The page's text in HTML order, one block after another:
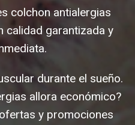
colchon antialergias
calidad garantizada y
durante el sueño.
allora económico?
y promociones